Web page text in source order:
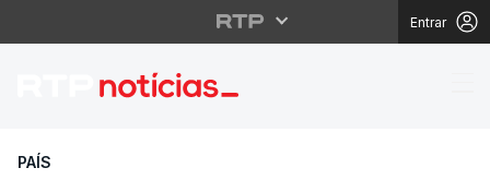
Entrar
Operações de GNR e
PAÍS